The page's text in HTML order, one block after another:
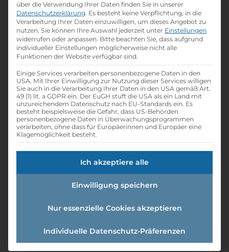
Details zur Lehrstelle
Referenznummer: 677911
folderBranche:
Handel / Logistik / Verkauf
school Beruf:
Einzelhandelskaufmann -
Einzelhandelskauffrau
calendar_monthEintrittsdatum:
01.09.2026
scheduleLehrdauer:
Wochenendarbeit:
Nachtarbeit:
über die Verwendung Ihrer Daten finden Sie in unserer
Datenschutzerklärung. Es besteht keine Verpflichtung, in die
Verarbeitung Ihrer Daten einzuwilligen, um dieses Angebot zu
nutzen. Sie können Ihre Auswahl jederzeit unter Einstellungen
widerrufen oder anpassen. Bitte beachten Sie, dass aufgrund
individueller Einstellungen möglicherweise nicht alle
Funktionen der Website verfügbar sind.
Einige Services verarbeiten personenbezogene Daten in den
USA. Mit Ihrer Einwilligung zur Nutzung dieser Services willigen
Sie auch in die Verarbeitung Ihrer Daten in den USA gemäß Art.
49 (1) lit. a GDPR ein. Der EuGH stuft die USA als ein Land mit
unzureichendem Datenschutz nach EU-Standards ein. Es
besteht beispielsweise die Gefahr, dass US-Behörden
personenbezogene Daten in Überwachungsprogrammen
verarbeiten, ohne dass für Europäerinnen und Europäer eine
Klagemöglichkeit besteht.
Ich akzeptiere alle
Einwilligung speichern
Nur essenzielle Cookies akzeptieren
Individuelle Datenschutz-Präferenzen